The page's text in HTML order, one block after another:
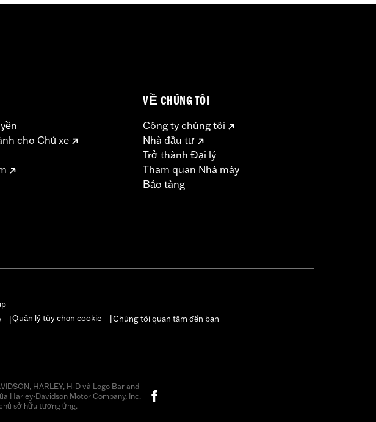
cho Chủ xe
VỀ CHÚNG TÔI
Công ty chúng tôi
Nhà đầu tư
Trở thành Đại lý
Tham quan Nhà máy
Bảo tàng
Quản lý tùy chọn cookie Chúng tôi quan tâm đến bạn
HARLEY, H-D và Logo Bar and
Harley-Davidson Motor Company, Inc.
sở hữu tương ứng.